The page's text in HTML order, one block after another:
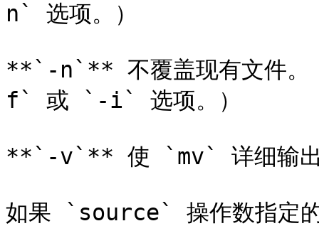
n` 选项。）
**`-n`** 不覆盖现有文件。
f` 或 `-i` 选项。）
**`-v`** 使 `mv` 详细输出
如果 `source` 操作数指定的